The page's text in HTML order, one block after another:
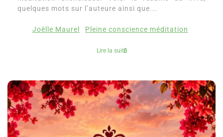
quelques mots sur l’auteure ainsi que...
Joëlle Maurel Pleine conscience méditation
Lire la suite